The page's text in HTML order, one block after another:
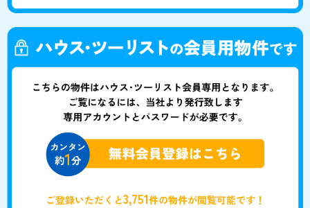
ご登録いただくと3,751件の物件が閲覧可能です！